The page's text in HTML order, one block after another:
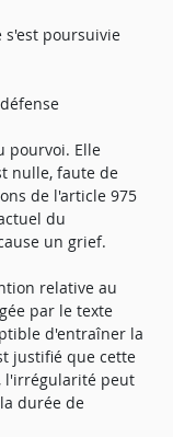
poursuivie
pourvoi. Elle
nulle, faute de
de l'article 975
du
un grief.
relative au
par le texte
d'entraîner la
justifié que cette
l'irrégularité peut
durée de